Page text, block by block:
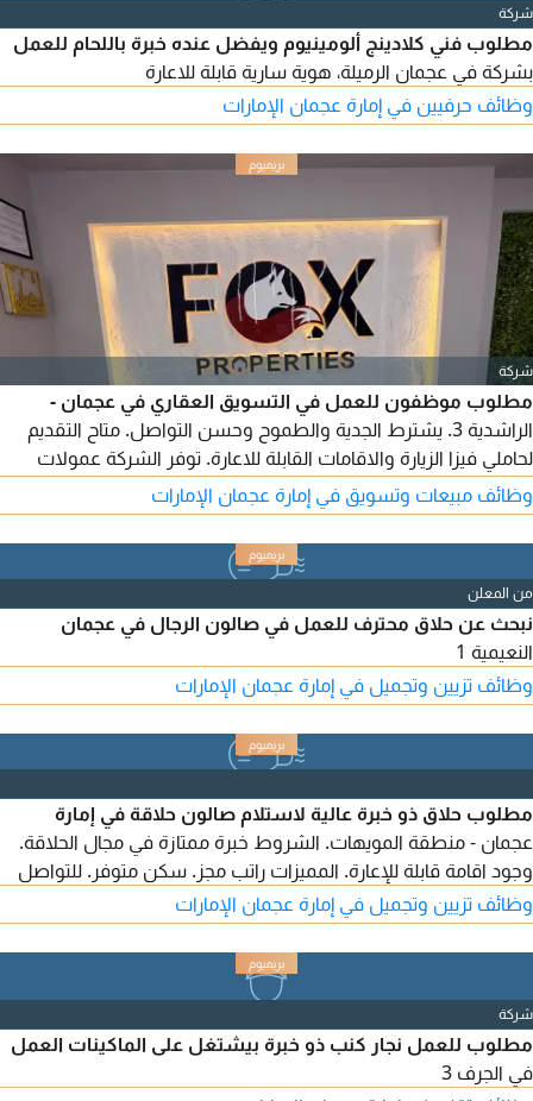
شركة
مطلوب فني كلادينج ألومينيوم ويفضل عنده خبرة باللحام للعمل
بشركة في عجمان الرميلة، هوية سارية قابلة للاعارة
وظائف حرفيين في إمارة عجمان الإمارات
شركة
مطلوب موظفون للعمل في التسويق العقاري في عجمان -
الراشدية 3. يشترط الجدية والطموح وحسن التواصل. متاح التقديم
لحاملي فيزا الزيارة والاقامات القابلة للاعارة. توفر الشركة عمولات
مجزية، تدريبا متكاملا، سكنا، مواصلات، وإقامة وفق سياسة الشركة،
مع بيئة عمل احترافية داخل مقر حديث. فرصة مميزة لبناء مستقبل
مهني وتحقيق دخل مجز
وظائف مبيعات وتسويق في إمارة عجمان الإمارات
من المعلن
نبحث عن حلاق محترف للعمل في صالون الرجال في عجمان
النعيمية 1
وظائف تزيين وتجميل في إمارة عجمان الإمارات
مطلوب حلاق ذو خبرة عالية لاستلام صالون حلاقة في إمارة
عجمان - منطقة المويهات. الشروط خبرة ممتازة في مجال الحلاقة.
وجود اقامة قابلة للإعارة. المميزات راتب مجز. سكن متوفر. للتواصل
وظائف تزيين وتجميل في إمارة عجمان الإمارات
شركة
مطلوب للعمل نجار كنب ذو خبرة بيشتغل على الماكينات العمل
في الجرف 3